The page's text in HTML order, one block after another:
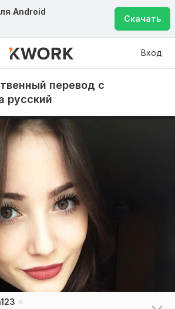
Android
Скачать
Вход
перевод с
русский